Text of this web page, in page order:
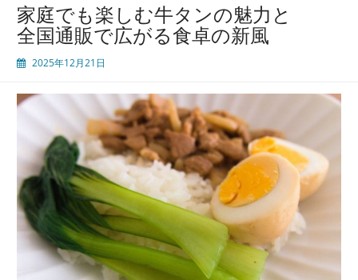
牛
タ
の
史
魅
力
調
理
か
ら
通
販
家庭でも楽しむ牛タンの魅力と
全国通販で広がる食卓の新風
2025年12月21日